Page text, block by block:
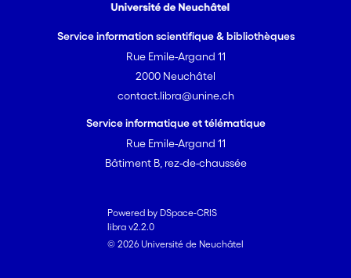
Service information scientifique & bibliothèques
Rue Emile-Argand 11
2000 Neuchâtel
contact.libra@unine.ch
Service informatique et télématique
Rue Emile-Argand 11
Bâtiment B, rez-de-chaussée
Powered by DSpace-CRIS
libra v2.2.0
© 2026 Université de Neuchâtel